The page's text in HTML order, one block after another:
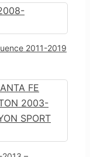
2011-2019